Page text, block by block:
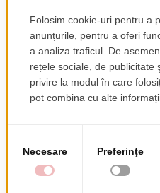
RATING
★★ ★★
PSEUDONIM
RECENZIE